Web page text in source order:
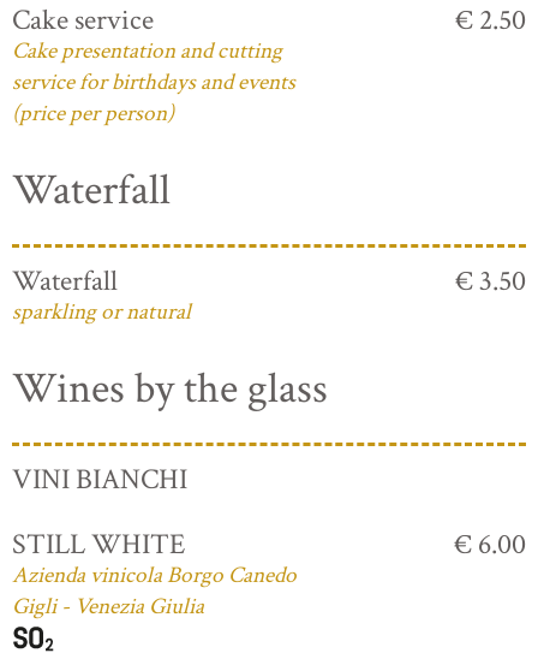
Cake service
Cake presentation and cutting
service for birthdays and events
(price per person)
€ 2.50
Waterfall
Waterfall
sparkling or natural
€ 3.50
Wines by the glass
VINI BIANCHI
STILL WHITE
Azienda vinicola Borgo Canedo
Gigli - Venezia Giulia
€ 6.00